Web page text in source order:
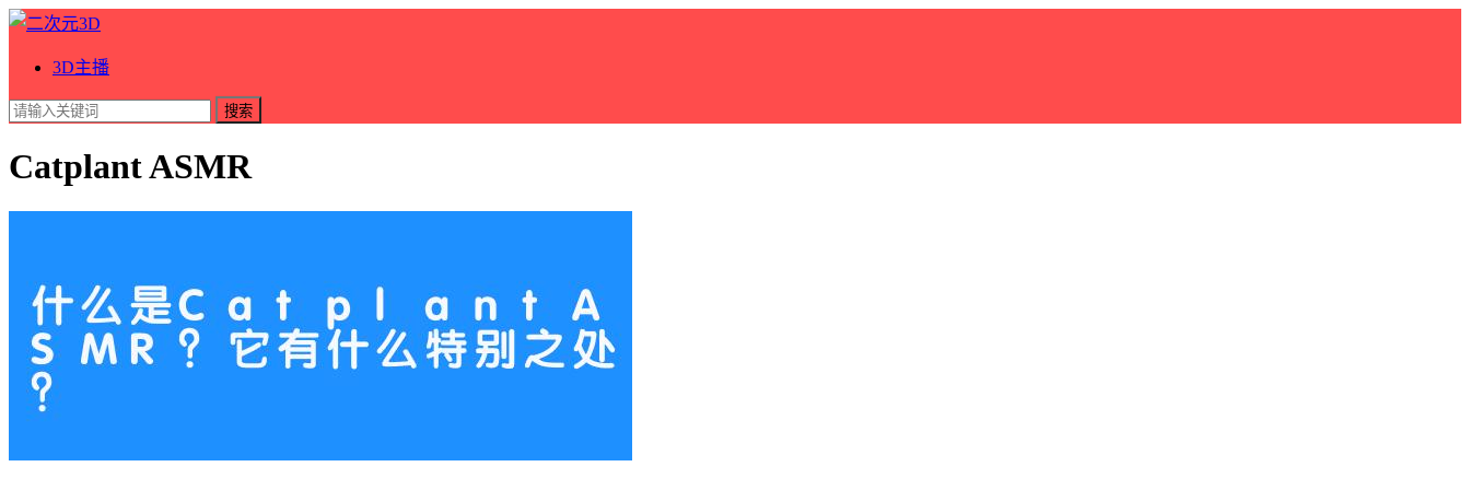
3D主播
搜索
Catplant ASMR